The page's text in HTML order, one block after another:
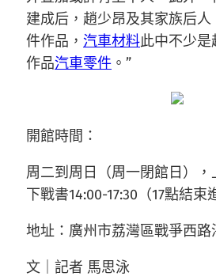
建成后，趙少昂及其家族后
件作品， 汽車材料此中不少是
作品汽車零件 。”
開館時間：
周二到周日（周一閉館日），
下戰書14:00-17:30（17點結束
地址：廣州市荔灣區戰爭西路
文｜記者 馬思泳